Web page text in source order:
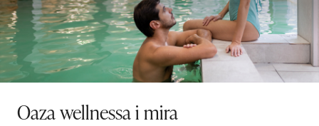
Oaza wellnessa i mira